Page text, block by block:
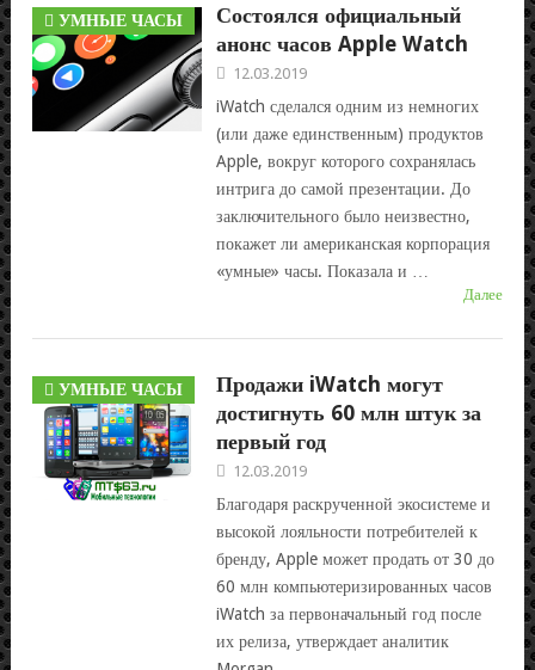
УМНЫЕ ЧАСЫ
Состоялся официальный
анонс часов Apple Watch
12.03.2019
iWatch сделался одним из немногих
(или даже единственным) продуктов
Apple, вокруг которого сохранялась
интрига до самой презентации. До
заключительного было неизвестно,
покажет ли американская корпорация
«умные» часы. Показала и …
Далее
УМНЫЕ ЧАСЫ
Продажи iWatch могут
достигнуть 60 млн штук за
первый год
12.03.2019
Благодаря раскрученной экосистеме и
высокой лояльности потребителей к
бренду, Apple может продать от 30 до
60 млн компьютеризированных часов
iWatch за первоначальный год после
их релиза, утверждает аналитик